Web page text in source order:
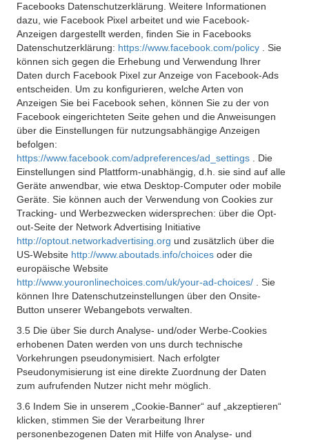
Facebooks Datenschutzerklärung. Weitere Informationen
dazu, wie Facebook Pixel arbeitet und wie Facebook-
Anzeigen dargestellt werden, finden Sie in Facebooks
Datenschutzerklärung: https://www.facebook.com/policy
. Sie
können sich gegen die Erhebung und Verwendung Ihrer
Daten durch Facebook Pixel zur Anzeige von Facebook-Ads
entscheiden. Um zu konfigurieren, welche Arten von
Anzeigen Sie bei Facebook sehen, können Sie zu der von
Facebook eingerichteten Seite gehen und die Anweisungen
über die Einstellungen für nutzungsabhängige Anzeigen
befolgen:
https://www.facebook.com/adpreferences/ad_settings
. Die
Einstellungen sind Plattform-unabhängig, d.h. sie sind auf alle
Geräte anwendbar, wie etwa Desktop-Computer oder mobile
Geräte. Sie können auch der Verwendung von Cookies zur
Tracking- und Werbezwecken widersprechen: über die Opt-
out-Seite der Network Advertising Initiative
http://optout.networkadvertising.org und zusätzlich über die
US-Website http://www.aboutads.info/choices oder die
europäische Website
http://www.youronlinechoices.com/uk/your-ad-choices/
. Sie
können Ihre Datenschutzeinstellungen über den Onsite-
Button unserer Webangebots verwalten.
3.5 Die über Sie durch Analyse- und/oder Werbe-Cookies
erhobenen Daten werden von uns durch technische
Vorkehrungen pseudonymisiert. Nach erfolgter
Pseudonymisierung ist eine direkte Zuordnung der Daten
zum aufrufenden Nutzer nicht mehr möglich.
3.6 Indem Sie in unserem „Cookie-Banner“ auf „akzeptieren“
klicken, stimmen Sie der Verarbeitung Ihrer
personenbezogenen Daten mit Hilfe von Analyse- und